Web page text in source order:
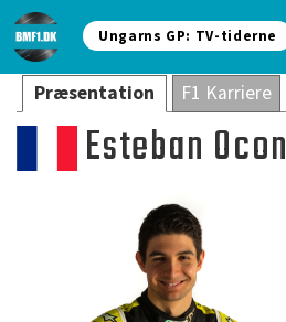
Ungarns GP: TV-tiderne
Præsentation F1 Karriere
Esteban Ocon